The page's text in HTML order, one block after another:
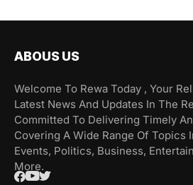
ABOUS US
Welcome To Rewa Today , Your
Latest News And Updates In The
Committed To Delivering Timely
Covering A Wide Range Of Topics
Events, Politics, Business,
More.